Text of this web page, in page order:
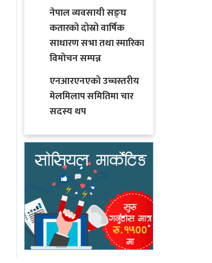
नेपाल व्यवसायी सङ्घ
कतारको दोस्रो वार्षिक
साधारण सभा तथा स्मारिका
विमोचन सम्पन्न
एनआरएनएको उच्चस्तरीय
मेलमिलाप समितिमा चार
सदस्य थप